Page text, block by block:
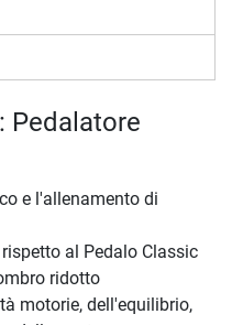
Pedalatore
e l'allenamento di
al Pedalo Classic
ridotto
motorie, dell'equilibrio,